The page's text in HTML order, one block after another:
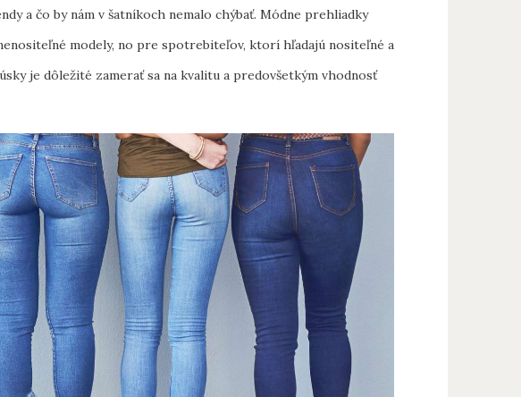
a čo by nám v šatníkoch nemalo chýbať. Módne prehliadky
modely, no pre spotrebiteľov, ktorí hľadajú nositeľné a
je dôležité zamerať sa na kvalitu a predovšetkým vhodnosť